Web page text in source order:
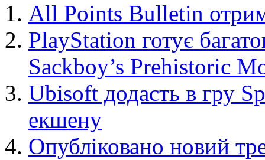
All Points Bulletin
PlayStation готує
Sackboy’s Prehistoric
Ubisoft додасть в гру
екшену
Опубліковано новий